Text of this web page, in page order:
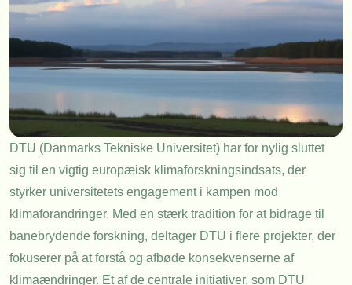
DTU (Danmarks Tekniske Universitet) har for nylig sluttet
sig til en vigtig europæisk klimaforskningsindsats, der
styrker universitetets engagement i kampen mod
klimaforandringer. Med en stærk tradition for at bidrage til
banebrydende forskning, deltager DTU i flere projekter, der
fokuserer på at forstå og afbøde konsekvenserne af
klimaændringer. Et af de centrale initiativer, som DTU